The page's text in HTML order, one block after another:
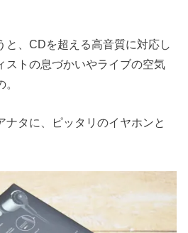
と、CDを超える高音質に対応し
ストの息づかいやライブの空気
ナタに、ピッタリのイヤホンと